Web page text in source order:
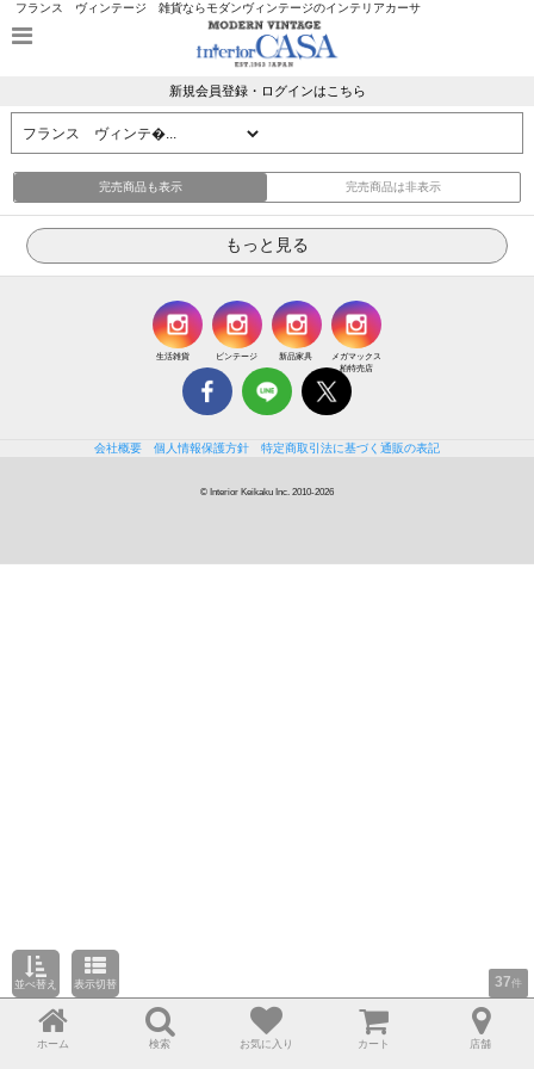
ホーム 検索 お気に入り カート 店舗
フランス ヴィンテージ 雑貨ならモダンヴィンテージのインテリアカーサ
新規会員登録・ログインはこちら
並べ替え 表示切替
完売商品も表示 完売商品は非表示
37件
生活雑貨 ビンテージ 新品家具
メガマックス
柏特売店
会社概要 個人情報保護方針 特定商取引法に基づく通販の表記
© Interior Keikaku Inc. 2010-2026